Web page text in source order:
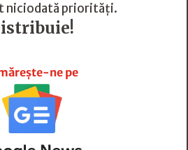
niciodată priorități.
ne pe